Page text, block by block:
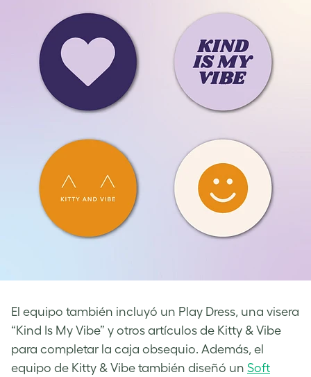
El equipo también incluyó un Play Dress, una visera
“Kind Is My Vibe” y otros artículos de Kitty & Vibe
para completar la caja obsequio. Además, el
equipo de Kitty & Vibe también diseñó un Soft